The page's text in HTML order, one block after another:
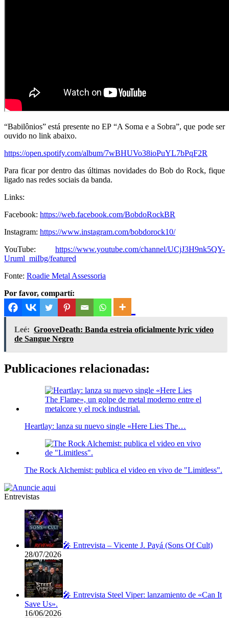
“Babilônios” está presente no EP “A Soma e a Sobra”, que pode ser
ouvido no link abaixo.
https://open.spotify.com/album/7wBHUVo38ioPuYL7bPqF2R
Para ficar por dentro das últimas novidades do Bob do Rock, fique
ligado nas redes sociais da banda.
Links:
Facebook: https://web.facebook.com/BobdoRockBR
Instagram: https://www.instagram.com/bobdorock10/
YouTube: https://www.youtube.com/channel/UCjJ3H9nk5QY-
Uruml_miIbg/featured
Fonte: Roadie Metal Assessoria
Por favor, compartí:
Leé: GrooveDeath: Banda estreia oficialmente lyric vídeo
de Sangue Negro
Publicaciones relacionadas:
Heartlay: lanza su nuevo single «Here Lies The…
The Rock Alchemist: publica el video en vivo de "Limitless".
Entrevistas
🎤 Entrevista – Vicente J. Payá (Sons Of Cult)
28/07/2026
🎤 Entrevista Steel Viper: lanzamiento de «Can It
Save Us».
16/06/2026